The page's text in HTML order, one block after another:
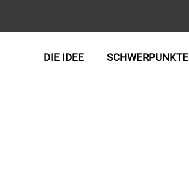
DIE IDEE SCHWERPUNKTE